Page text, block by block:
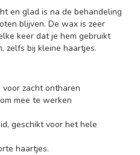
en glad is na de behandeling
blijven. De wax is zeer
keer dat je hem gebruikt
zelfs bij kleine haartjes.
zacht ontharen
mee te werken
geschikt voor het hele
haartjes.